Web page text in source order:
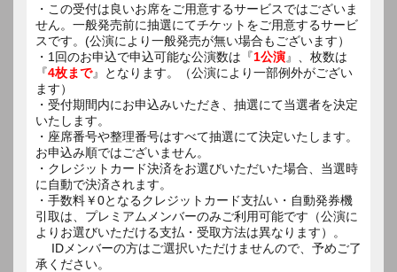
・この受付は良いお席をご用意するサービスではございま
せん。一般発売前に抽選にてチケットをご用意するサービ
スです。(公演により一般発売が無い場合もございます）
・1回のお申込で申込可能な公演数は『1公演』、枚数は
『4枚まで』となります。（公演により一部例外がござい
ます）
・受付期間内にお申込みいただき、抽選にて当選者を決定
いたします。
・座席番号や整理番号はすべて抽選にて決定いたします。
お申込み順ではございません。
・クレジットカード決済をお選びいただいた場合、当選時
に自動で決済されます。
・手数料￥0となるクレジットカード支払い・自動発券機
引取は、プレミアムメンバーのみご利用可能です（公演に
よりお選びいただける支払・受取方法は異なります）。
IDメンバーの方はご選択いただけませんので、予めご了
承ください。